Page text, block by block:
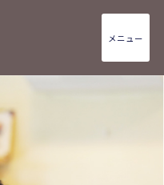
メニュー